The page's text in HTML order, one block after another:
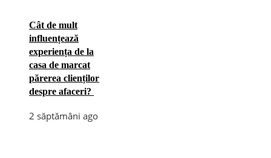
Cât de mult
influențează
experiența de la
casa de marcat
părerea clienților
despre afaceri?
2 săptămâni ago